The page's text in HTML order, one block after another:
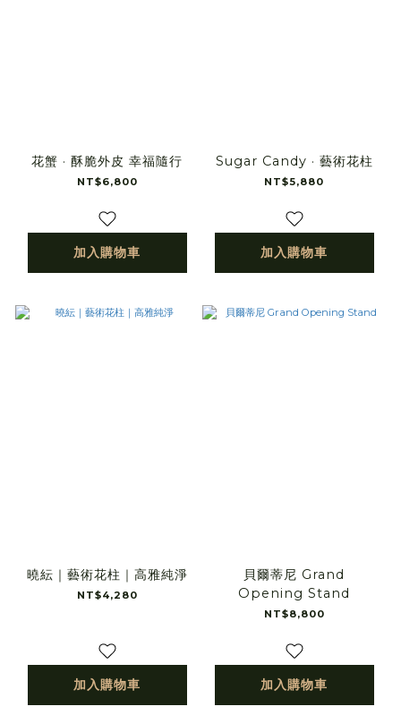
花蟹 · 酥脆外皮 幸福隨行
NT$6,800
加入購物車
Sugar Candy · 藝術花柱
NT$5,880
加入購物車
曉紜｜藝術花柱｜高雅純淨
NT$4,280
加入購物車
貝爾蒂尼 Grand
Opening Stand
NT$8,800
加入購物車